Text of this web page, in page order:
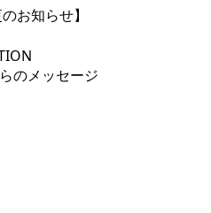
お知らせ】
のメッセージ